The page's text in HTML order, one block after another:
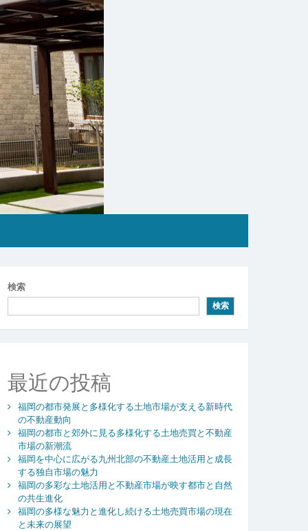
検索
検索
最近の投稿
福岡の都市発展と多様化する土地市場が支える新時代
の不動産動向
福岡の都市と郊外に見る多様化する土地売買と不動産
市場の新潮流
福岡を中心に広がる九州北部の不動産土地活用と成長
する独自市場の魅力
福岡の多彩な土地活用と不動産市場が映す都市と自然
の共生進化
福岡の多様な魅力と進化し続ける土地売買市場の現在
と未来の展望